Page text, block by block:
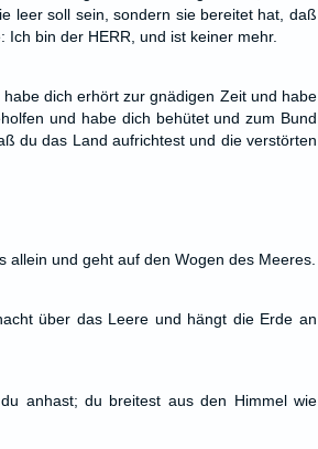
leer soll sein, sondern sie bereitet hat, daß
Ich bin der HERR, und ist keiner mehr.
dich erhört zur gnädigen Zeit und habe
und habe dich behütet und zum Bund
du das Land aufrichtest und die verstörten
allein und geht auf den Wogen des Meeres.
über das Leere und hängt die Erde an
anhast; du breitest aus den Himmel wie